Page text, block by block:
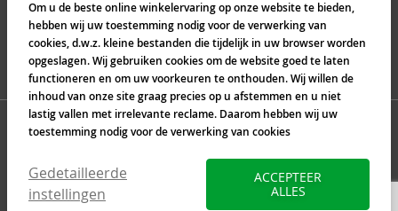
Om u de beste online winkelervaring op onze website te bieden,
hebben wij uw toestemming nodig voor de verwerking van
cookies, d.w.z. kleine bestanden die tijdelijk in uw browser worden
opgeslagen. Wij gebruiken cookies om de website goed te laten
functioneren en om uw voorkeuren te onthouden. Wij willen de
inhoud van onze site graag precies op u afstemmen en u niet
lastig vallen met irrelevante reclame. Daarom hebben wij uw
toestemming nodig voor de verwerking van cookies
Gedetailleerde
instellingen
ACCEPTEER
ALLES